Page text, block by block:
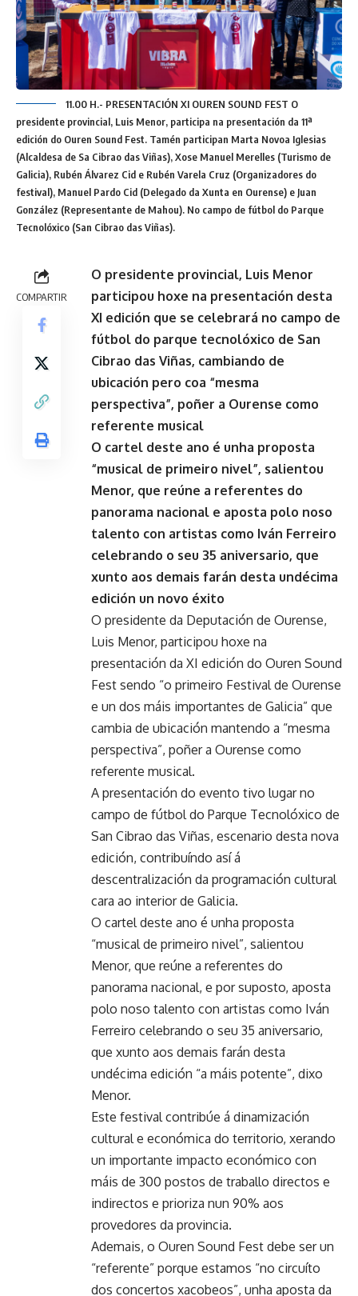
11.00 H.- PRESENTACIÓN XI OUREN SOUND FEST O
presidente provincial, Luis Menor, participa na presentación da 11ª
edición do Ouren Sound Fest. Tamén participan Marta Novoa Iglesias
(Alcaldesa de Sa Cibrao das Viñas), Xose Manuel Merelles (Turismo de
Galicia), Rubén Álvarez Cid e Rubén Varela Cruz (Organizadores do
festival), Manuel Pardo Cid (Delegado da Xunta en Ourense) e Juan
González (Representante de Mahou). No campo de fútbol do Parque
Tecnolóxico (San Cibrao das Viñas).
COMPARTIR
O presidente provincial, Luis Menor
participou hoxe na presentación desta
XI edición que se celebrará no campo de
fútbol do parque tecnolóxico de San
Cibrao das Viñas, cambiando de
ubicación pero coa “mesma
perspectiva”, poñer a Ourense como
referente musical
O cartel deste ano é unha proposta
“musical de primeiro nivel”, salientou
Menor, que reúne a referentes do
panorama nacional e aposta polo noso
talento con artistas como Iván Ferreiro
celebrando o seu 35 aniversario, que
xunto aos demais farán desta undécima
edición un novo éxito
O presidente da Deputación de Ourense,
Luis Menor, participou hoxe na
presentación da XI edición do Ouren Sound
Fest sendo “o primeiro Festival de Ourense
e un dos máis importantes de Galicia” que
cambia de ubicación mantendo a “mesma
perspectiva”, poñer a Ourense como
referente musical.
A presentación do evento tivo lugar no
campo de fútbol do Parque Tecnolóxico de
San Cibrao das Viñas, escenario desta nova
edición, contribuíndo así á
descentralización da programación cultural
cara ao interior de Galicia.
O cartel deste ano é unha proposta
“musical de primeiro nivel”, salientou
Menor, que reúne a referentes do
panorama nacional, e por suposto, aposta
polo noso talento con artistas como Iván
Ferreiro celebrando o seu 35 aniversario,
que xunto aos demais farán desta
undécima edición “a máis potente”, dixo
Menor.
Este festival contribúe á dinamización
cultural e económica do territorio, xerando
un importante impacto económico con
máis de 300 postos de traballo directos e
indirectos e prioriza nun 90% aos
provedores da provincia.
Ademais, o Ouren Sound Fest debe ser un
“referente” porque estamos “no circuíto
dos concertos xacobeos”, unha aposta da